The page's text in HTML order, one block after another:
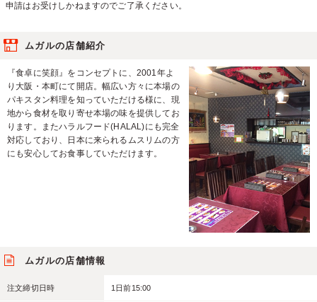
申請はお受けしかねますのでご了承ください。
ムガルの店舗紹介
『食卓に笑顔』をコンセプトに、2001年よ
り大阪・本町にて開店。幅広い方々に本場の
パキスタン料理を知っていただける様に、現
地から食材を取り寄せ本場の味を提供してお
ります。またハラルフード(HALAL)にも完全
対応しており、日本に来られるムスリムの方
にも安心してお食事していただけます。
ムガルの店舗情報
注文締切日時 1日前15:00